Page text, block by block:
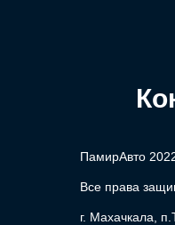
ПамирАвто
Все права
г. Махачкала,